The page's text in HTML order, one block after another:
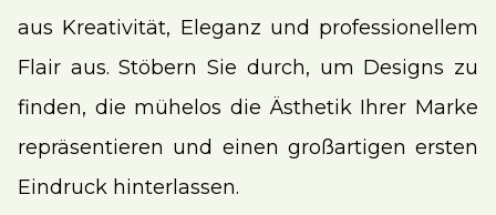
aus Kreativität, Eleganz und professionellem
Flair aus. Stöbern Sie durch, um Designs zu
finden, die mühelos die Ästhetik Ihrer Marke
repräsentieren und einen großartigen ersten
Eindruck hinterlassen.